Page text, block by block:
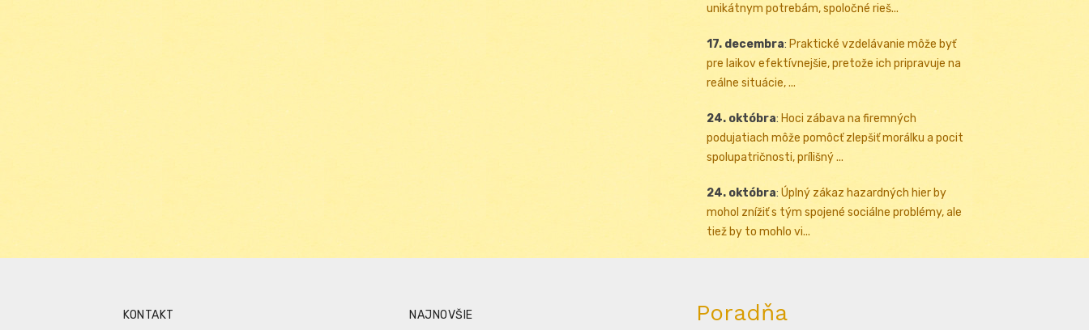
unikátnym potrebám, spoločné rieš...
17. decembra: Praktické vzdelávanie môže byť
pre laikov efektívnejšie, pretože ich pripravuje na
reálne situácie, ...
24. októbra: Hoci zábava na firemných
podujatiach môže pomôcť zlepšiť morálku a pocit
spolupatričnosti, prílišný ...
24. októbra: Úplný zákaz hazardných hier by
mohol znížiť s tým spojené sociálne problémy, ale
tiež by to mohlo vi...
KONTAKT NAJNOVŠIE Poradňa